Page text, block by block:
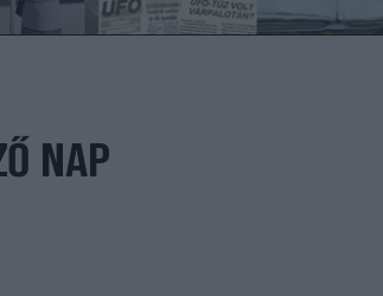
NAP